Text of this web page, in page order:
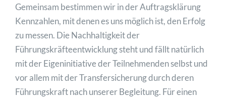
JETZT ANFRAGEN
Gemeinsam bestimmen wir in der Auftragsklärung
Kennzahlen, mit denen es uns möglich ist, den Erfolg
zu messen. Die Nachhaltigkeit der
Führungskräfteentwicklung steht und fällt natürlich
mit der Eigeninitiative der Teilnehmenden selbst und
vor allem mit der Transfersicherung durch deren
Führungskraft nach unserer Begleitung. Für einen